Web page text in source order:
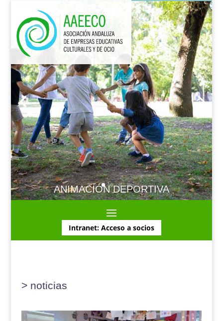
ANIMACIÓN DEPORTIVA
Intranet: Acceso a socios
> noticias